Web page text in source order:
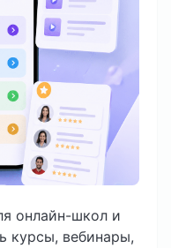
онлайн-школ и
курсы, вебинары,